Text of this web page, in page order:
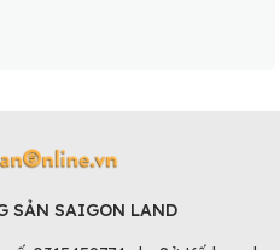
SẢN SAIGON LAND